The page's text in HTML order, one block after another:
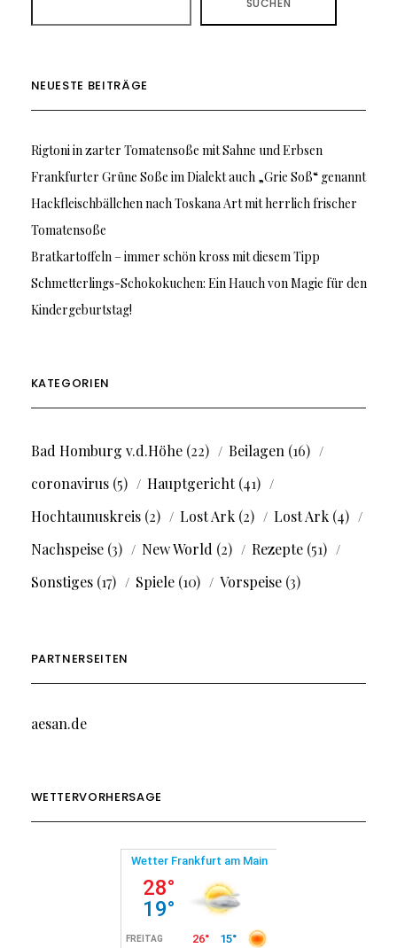
SUCHEN
NEUESTE BEITRÄGE
Rigtoni in zarter Tomatensoße mit Sahne und Erbsen
Frankfurter Grüne Soße im Dialekt auch „Grie Soß“ genannt
Hackfleischbällchen nach Toskana Art mit herrlich frischer
Tomatensoße
Bratkartoffeln – immer schön kross mit diesem Tipp
Schmetterlings-Schokokuchen: Ein Hauch von Magie für den
Kindergeburtstag!
KATEGORIEN
Bad Homburg v.d.Höhe(22) Beilagen(16)
coronavirus(5) Hauptgericht(41)
Hochtaunuskreis(2) Lost Ark(2) Lost Ark(4)
Nachspeise(3) New World (2) Rezepte(51)
Sonstiges(17) Spiele(10) Vorspeise(3)
PARTNERSEITEN
aesan.de
WETTERVORHERSAGE